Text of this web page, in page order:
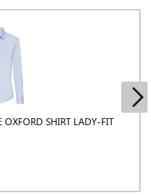
SHIRT LADY-FIT